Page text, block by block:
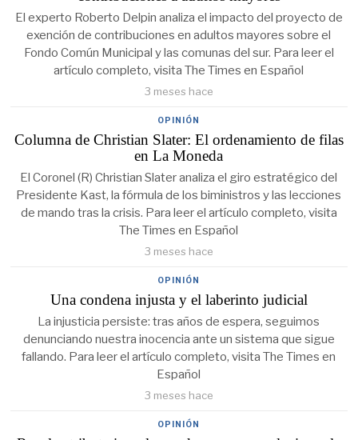
El experto Roberto Delpin analiza el impacto del proyecto de
exención de contribuciones en adultos mayores sobre el
Fondo Común Municipal y las comunas del sur. Para leer el
artículo completo, visita The Times en Español
3 meses hace
OPINIÓN
Columna de Christian Slater: El ordenamiento de filas
en La Moneda
El Coronel (R) Christian Slater analiza el giro estratégico del
Presidente Kast, la fórmula de los biministros y las lecciones
de mando tras la crisis. Para leer el artículo completo, visita
The Times en Español
3 meses hace
OPINIÓN
Una condena injusta y el laberinto judicial
La injusticia persiste: tras años de espera, seguimos
denunciando nuestra inocencia ante un sistema que sigue
fallando. Para leer el artículo completo, visita The Times en
Español
3 meses hace
OPINIÓN